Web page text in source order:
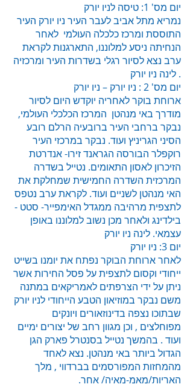
יום מס' 1: טיסה לניו יורק
נמריא מתל אביב לעבר העיר ניו יורק העיר
התוססת ומרכז כלכלה העולמי לאחר
הנחיתה ניסע למלוננו, התארגנות לקראת
ערב נצא לסיור רגלי בשדרות העיר ומרכזיה
. לינה ניו יורק
יום מס' 2 : ניו יורק – ניו יורק
ארוחת בוקר לאחריה יוקדש היום לסיור
מודרך באי מנהטן המרכז הכלכלי העולמי,
נבקר ברחבי העיר ברובעיה הרלם רובע
הסיני הגריניץ ועוד. נבקר במרכזי העיר
רוקפלר הבורסה הגראנד זירו- אנדרטת
הזיכרון לאסון התאומים. נטייל בשדרה
המרכזית השדרה החמישית שמחלקת את
האי מנהטן לשניים ועוד. לקראת ערב נטפס
לתצפית מרהיבה ממגדל האימפייר- סטט -
בילדינג ולאחר מכן נשוב למלוננו באופן
עצמאי. לינה ניו יורק
יום 3: ניו יורק
לאחר ארוחת הבוקר נפתח את יומנו בשייט
ייחודי וקסום לתצפית על פסל החירות אשר
ניתן על ידי הצרפתים לאמריקאים במתנה
משם נבקר במוזיאון הטבע הייחודי לניו יורק
שבתוכו נצפה בדינוזאורים ויונקים
מפוחלצים , וכן מגוון רחב של יצורים ימיים
ועוד . בהמשך נטייל בסנטרל פארק הגן
הגדול ביותר באי מנהטן. נצא לאחד
מהמחזות המפורסמים בברדווי , מלך
האריות/מאמ-מאיה/ אחר.